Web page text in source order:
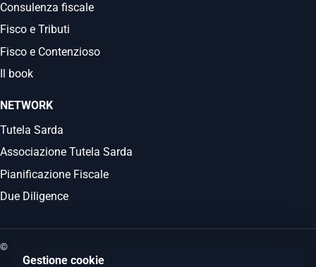
Consulenza fiscale
Fisco e Tributi
Fisco e Contenzioso
Il book
NETWORK
Tutela Sarda
Associazione Tutela Sarda
Pianificazione Fiscale
Due Diligence
© 2026 Commercialista.it
Gestione cookie